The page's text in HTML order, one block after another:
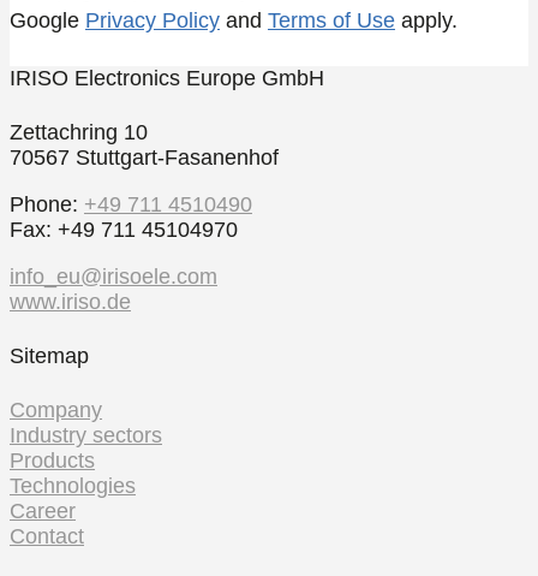
Google Privacy Policy and Terms of Use apply.
IRISO Electronics Europe GmbH
Zettachring 10
70567 Stuttgart-Fasanenhof
Phone: +49 711 4510490
Fax: +49 711 45104970
info_eu@irisoele.com
www.iriso.de
Sitemap
Company
Industry sectors
Products
Technologies
Career
Contact